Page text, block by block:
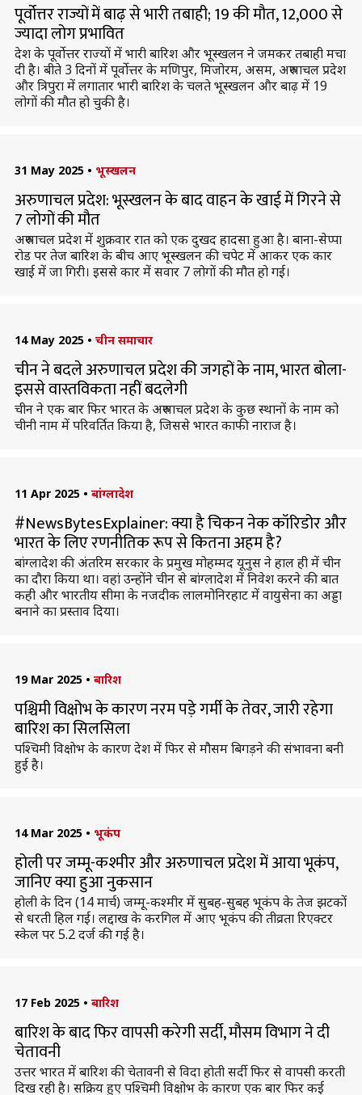
पूर्वोत्तर राज्यों में बाढ़ से भारी तबाही; 19 की मौत, 12,000 से
ज्यादा लोग प्रभावित
देश के पूर्वोत्तर राज्यों में भारी बारिश और भूस्खलन ने जमकर तबाही मचा
दी है। बीते 3 दिनों में पूर्वोत्तर के मणिपुर, मिजोरम, असम, अरुणाचल प्रदेश
और त्रिपुरा में लगातार भारी बारिश के चलते भूस्खलन और बाढ़ में 19
लोगों की मौत हो चुकी है।
31 May 2025 • भूस्खलन
अरुणाचल प्रदेश: भूस्खलन के बाद वाहन के खाई में गिरने से
7 लोगों की मौत
अरुणाचल प्रदेश में शुक्रवार रात को एक दुखद हादसा हुआ है। बाना-सेप्पा
रोड पर तेज बारिश के बीच आए भूस्खलन की चपेट में आकर एक कार
खाई में जा गिरी। इससे कार में सवार 7 लोगों की मौत हो गई।
14 May 2025 • चीन समाचार
चीन ने बदले अरुणाचल प्रदेश की जगहों के नाम, भारत बोला-
इससे वास्तविकता नहीं बदलेगी
चीन ने एक बार फिर भारत के अरुणाचल प्रदेश के कुछ स्थानों के नाम को
चीनी नाम में परिवर्तित किया है, जिससे भारत काफी नाराज है।
11 Apr 2025 • बांग्लादेश
#NewsBytesExplainer: क्या है चिकन नेक कॉरिडोर और
भारत के लिए रणनीतिक रूप से कितना अहम है?
बांग्लादेश की अंतरिम सरकार के प्रमुख मोहम्मद यूनुस ने हाल ही में चीन
का दौरा किया था। वहां उन्होंने चीन से बांग्लादेश में निवेश करने की बात
कही और भारतीय सीमा के नजदीक लालमोनिरहाट में वायुसेना का अड्डा
बनाने का प्रस्ताव दिया।
19 Mar 2025 • बारिश
पश्चिमी विक्षोभ के कारण नरम पड़े गर्मी के तेवर, जारी रहेगा
बारिश का सिलसिला
पश्चिमी विक्षाेभ के कारण देश में फिर से मौसम बिगड़ने की संभावना बनी
हुई है।
14 Mar 2025 • भूकंप
होली पर जम्मू-कश्मीर और अरुणाचल प्रदेश में आया भूकंप,
जानिए क्या हुआ नुकसान
होली के दिन (14 मार्च) जम्मू-कश्मीर में सुबह-सुबह भूकंप के तेज झटकों
से धरती हिल गई। लद्दाख के करगिल में आए भूकंप की तीव्रता रिएक्टर
स्केल पर 5.2 दर्ज की गई है।
17 Feb 2025 • बारिश
बारिश के बाद फिर वापसी करेगी सर्दी, मौसम विभाग ने दी
चेतावनी
उत्तर भारत में बारिश की चेतावनी से विदा होती सर्दी फिर से वापसी करती
दिख रही है। सक्रिय हुए पश्चिमी विक्षोभ के कारण एक बार फिर कई